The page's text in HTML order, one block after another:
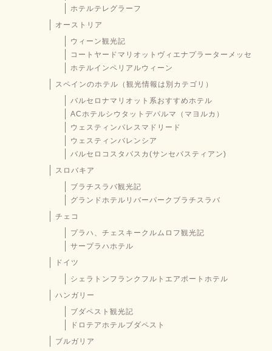
ホテルテレグラーフ
オーストリア
ウィーン観光記
コートヤードマリオットヴィエナプラーターメッセ
ホテルインペリアルウィーン
スペインのホテル（観光情報は別カテゴリ）
バルセロナマリオット系おすすめホテル
ACホテルシウタットデパルマ（マヨルカ）
ウェスティンパレスマドリード
ウェスティンバレンシア
バルセロコスタバスカ(サンセバスティアン)
スロバキア
ブラチスラバ観光記
グランドホテルリバーパークブラチスラバ
チェコ
プラハ、チェスキークルムロフ観光記
サープラハホテル
ドイツ
シェラトンフランクフルトエアポートホテル
ハンガリー
ブダペスト観光記
ドロテアホテルブダペスト
ブルガリア